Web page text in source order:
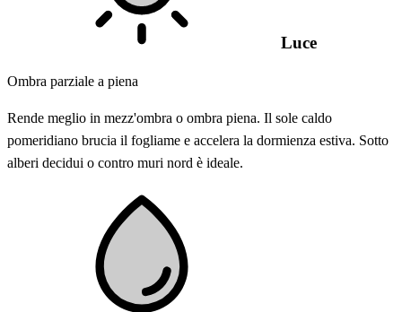
Luce
Ombra parziale a piena
Rende meglio in mezz'ombra o ombra piena. Il sole caldo
pomeridiano brucia il fogliame e accelera la dormienza estiva. Sotto
alberi decidui o contro muri nord è ideale.